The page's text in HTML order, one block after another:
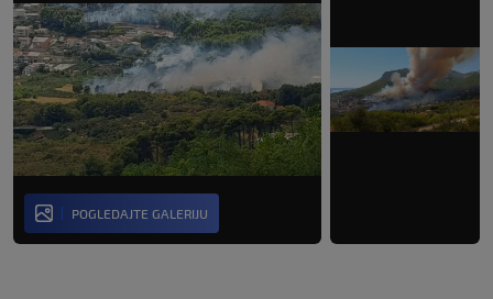
POGLEDAJTE GALERIJU